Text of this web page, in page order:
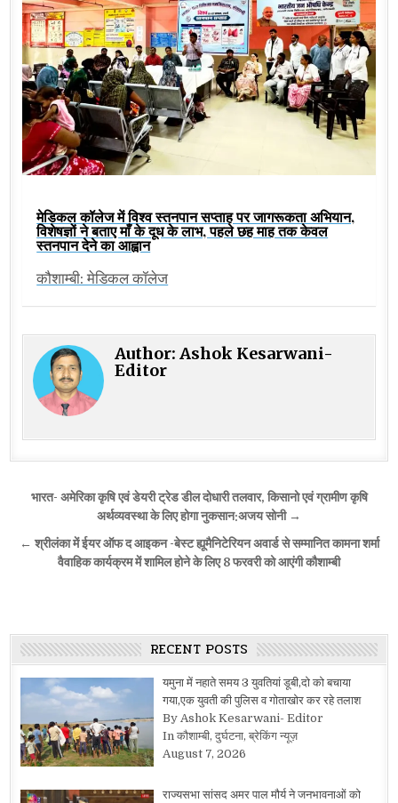
मेडिकल कॉलेज में विश्व स्तनपान सप्ताह पर जागरूकता अभियान,
विशेषज्ञों ने बताए माँ के दूध के लाभ, पहले छह माह तक केवल
स्तनपान देने का आह्वान
कौशाम्बी: मेडिकल कॉलेज
Author:Ashok Kesarwani-
Editor
Post
navigation
भारत- अमेरिका कृषि एवं डेयरी ट्रेड डील दोधारी तलवार, किसानो एवं ग्रामीण कृषि
अर्थव्यवस्था के लिए होगा नुकसान:अजय सोनी →
← श्रीलंका में ईयर ऑफ द आइकन -बेस्ट ह्यूमैनिटेरियन अवार्ड से सम्मानित कामना शर्मा
वैवाहिक कार्यक्रम में शामिल होने के लिए 8 फरवरी को आएंगी कौशाम्बी
RECENT POSTS
यमुना में नहाते समय 3 युवतियां डूबी,दो को बचाया
गया,एक युवती की पुलिस व गोताखोर कर रहे तलाश
By Ashok Kesarwani- Editor
In कौशाम्बी, दुर्घटना, ब्रेकिंग न्यूज़
August 7, 2026
राज्यसभा सांसद अमर पाल मौर्य ने जनभावनाओं को